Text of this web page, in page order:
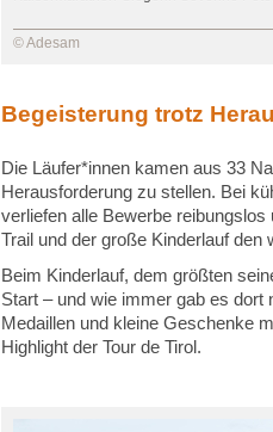
© Adesam
Begeisterung trotz
Die Läufer*innen kamen aus 33
Herausforderung zu stellen. Bei
verliefen alle Bewerbe
Trail und der große Kinderlauf
Beim Kinderlauf, dem größten
Start – und wie immer gab es dort
Medaillen und kleine Geschenke
Highlight der Tour de Tirol.